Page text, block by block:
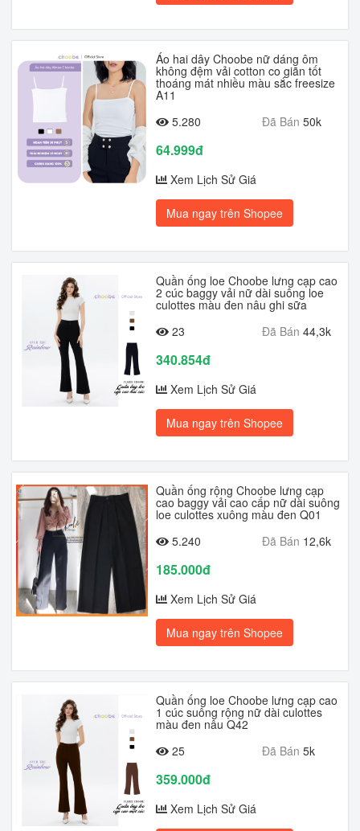
Áo hai dây Choobe nữ dáng ôm
không đệm vải cotton co giãn tốt
thoáng mát nhiều màu sắc freesize
A11
5.280
Đã Bán 50k
64.999đ
Xem Lịch Sử Giá
Mua ngay trên Shopee
Quần ống loe Choobe lưng cạp cao
2 cúc baggy vải nữ dài suông loe
culottes màu đen nâu ghi sữa
23
Đã Bán 44,3k
340.854đ
Xem Lịch Sử Giá
Mua ngay trên Shopee
Quần ống rộng Choobe lưng cạp
cao baggy vải cao cấp nữ dài suông
loe culottes xuông màu đen Q01
5.240
Đã Bán 12,6k
185.000đ
Xem Lịch Sử Giá
Mua ngay trên Shopee
Quần ống loe Choobe lưng cạp cao
1 cúc suông rộng nữ dài culottes
màu đen nâu Q42
25
Đã Bán 5k
359.000đ
Xem Lịch Sử Giá